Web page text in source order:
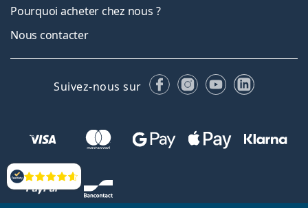
Évaluation
Pourquoi acheter chez nous ?
Nous contacter
Suivez-nous sur FacebookInstagram
YouTubeLinkedIn